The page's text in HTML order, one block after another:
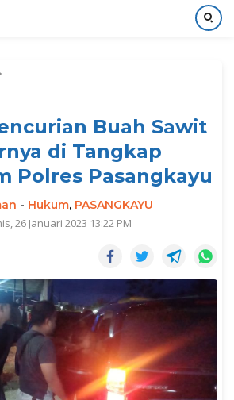
Buah Sawit
di Tangkap
Polres Pasangkayu
- Hukum, PASANGKAYU
26 Januari 2023 13:22 PM